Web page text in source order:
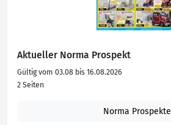
Aktueller Norma Prospekt
Gültig vom 03.08 bis 16.08.2026
2 Seiten
Norma Prospekte